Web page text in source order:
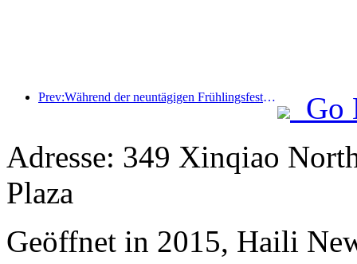
Prev:Während der neuntägigen Frühlingsfesttage werden voraussichtlich mehr als 18 Millionen Menschen ins Land ein- und ausreisen.
Go
Adresse: 349 Xinqiao
Plaza
Geöffnet in 2015, Haili